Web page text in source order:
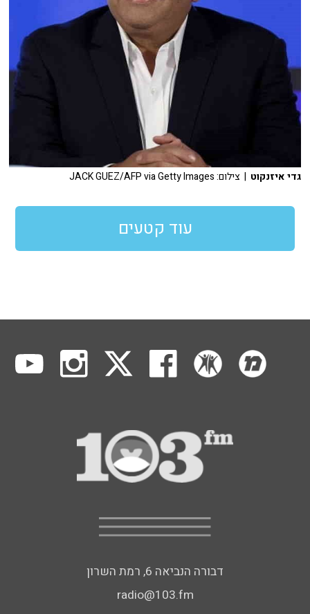
גדי איזנקוט | צילום: JACK GUEZ/AFP via Getty Images
עוד קטעים
דבורה הנביאה 6, רמת השרון
radio@103.fm